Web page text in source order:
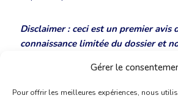
Gérer le
Pour offrir les meilleures expériences, nous
Disclaimer : ceci est un premier avis
connaissance limitée du dossier et